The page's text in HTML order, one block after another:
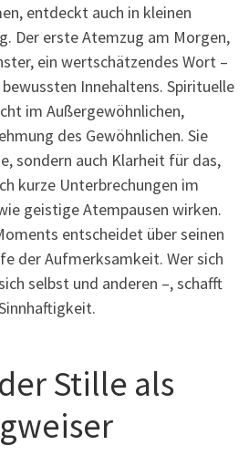
entdeckt auch in kleinen
Der erste Atemzug am Morgen,
ein wertschätzendes Wort –
Innehaltens. Spirituelle
im Außergewöhnlichen,
des Gewöhnlichen. Sie
sondern auch Klarheit für das,
kurze Unterbrechungen im
geistige Atempausen wirken.
entscheidet über seinen
der Aufmerksamkeit. Wer sich
selbst und anderen –, schafft
Stille als